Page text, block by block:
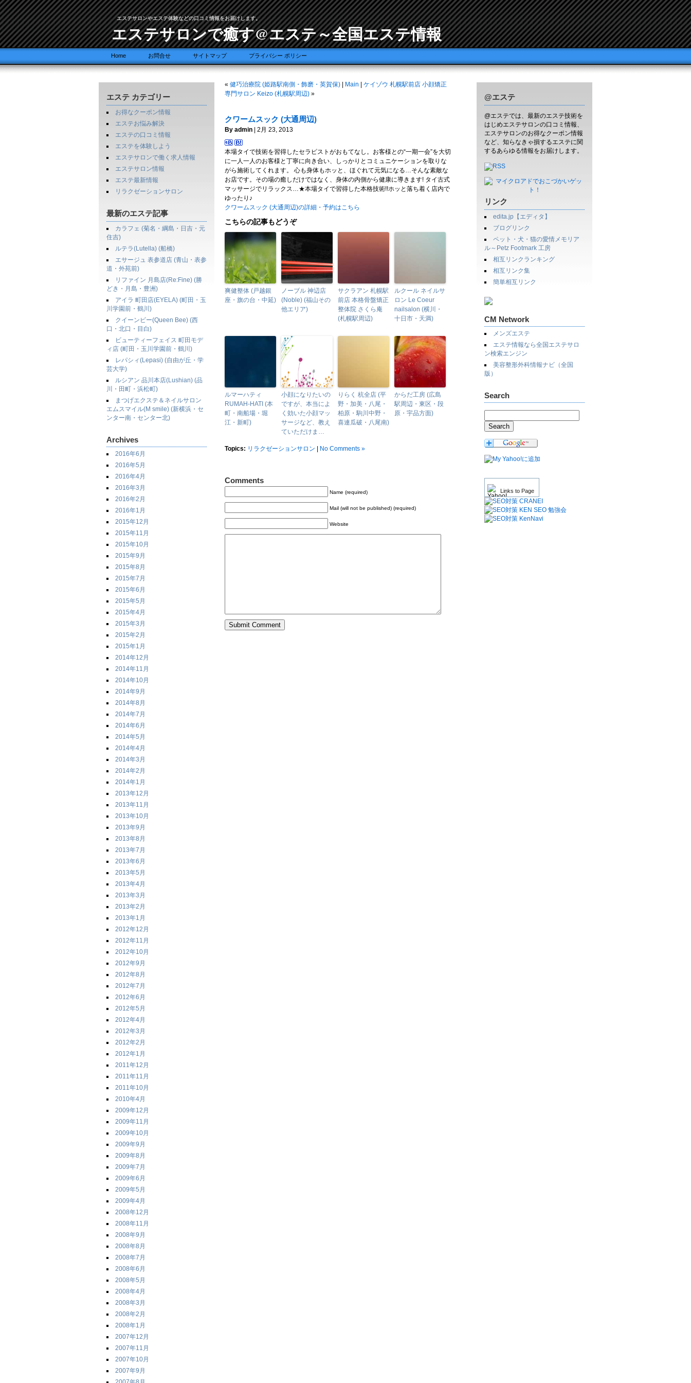
エステサロンやエステ体験などの口コミ情報をお届けします。
エステサロンで癒す@エステ～全国エステ情報
Home お問合せ サイトマップ プライバシー ポリシー
エステ カテゴリー
お得なクーポン情報
エステお悩み解決
エステの口コミ情報
エステを体験しよう
エステサロンで働く求人情報
エステサロン情報
エステ最新情報
リラクゼーションサロン
最新のエステ記事
カラフェ (菊名・綱島・日吉・元
住吉)
ルテラ(Lutella) (船橋)
エサージュ 表参道店 (青山・表参
道・外苑前)
リファイン 月島店(Re:Fine) (勝
どき・月島・豊洲)
アイラ 町田店(EYELA) (町田・玉
川学園前・鶴川)
クイーンビー(Queen Bee) (西
口・北口・目白)
ビューティーフェイス 町田モデ
ィ店 (町田・玉川学園前・鶴川)
レパシィ(Lepasi) (自由が丘・学
芸大学)
ルシアン 品川本店(Lushian) (品
川・田町・浜松町)
まつげエクステ＆ネイルサロン
エムスマイル(M smile) (新横浜・セ
ンター南・センター北)
Archives
2016年6月
2016年5月
2016年4月
2016年3月
2016年2月
2016年1月
2015年12月
2015年11月
2015年10月
2015年9月
2015年8月
2015年7月
2015年6月
2015年5月
2015年4月
2015年3月
2015年2月
2015年1月
2014年12月
2014年11月
2014年10月
2014年9月
2014年8月
2014年7月
2014年6月
2014年5月
2014年4月
2014年3月
2014年2月
2014年1月
2013年12月
2013年11月
2013年10月
2013年9月
2013年8月
2013年7月
2013年6月
2013年5月
2013年4月
2013年3月
2013年2月
2013年1月
2012年12月
2012年11月
2012年10月
2012年9月
2012年8月
2012年7月
2012年6月
2012年5月
2012年4月
2012年3月
2012年2月
2012年1月
2011年12月
2011年11月
2011年10月
2010年4月
2009年12月
2009年11月
2009年10月
2009年9月
2009年8月
2009年7月
2009年6月
2009年5月
2009年4月
2008年12月
2008年11月
2008年9月
2008年8月
2008年7月
2008年6月
2008年5月
2008年4月
2008年3月
2008年2月
2008年1月
2007年12月
2007年11月
2007年10月
2007年9月
@エステ
@エステでは、最新のエステ技術を
はじめエステサロンの口コミ情報、
エステサロンのお得なクーポン情報
など、知らなきゃ損するエステに関
するあらゆる情報をお届けします。
リンク
edita.jp【エディタ】
ブログリンク
ペット・犬・猫の愛情メモリア
ル～Petz Footmark 工房
相互リンクランキング
相互リンク集
簡単相互リンク
CM Network
メンズエステ
エステ情報なら全国エステサロ
ン検索エンジン
美容整形外科情報ナビ（全国
版）
Search
Links to Page
« 健巧治療院 (姫路駅南側・飾磨・英賀保) Main
ケイゾウ 札幌駅前店 小顔矯正
専門サロン Keizo (札幌駅周辺) »
クワームスック (大通周辺)
By admin | 2月 23, 2013
本場タイで技術を習得したセラピストがおもてなし。お客様との“一期一会”を大切
に一人一人のお客様と丁寧に向き合い、しっかりとコミュニケーションを取りな
がら施術してくれます。 心も身体もホッと、ほぐれて元気になる…そんな素敵な
お店です。その場の癒しだけではなく、身体の内側から健康に導きます! タイ古式
マッサージでリラックス…★本場タイで習得した本格技術!!ホッと落ち着く店内で
ゆったり♪
クワームスック (大通周辺)の詳細・予約はこちら
こちらの記事もどうぞ
爽健整体 (戸越銀
座・旗の台・中延)
ノーブル 神辺店
(Noble) (福山その
他エリア)
サクラアン 札幌駅
前店 本格骨盤矯正
整体院 さくら庵
(札幌駅周辺)
ルクール ネイルサ
ロン Le Coeur
nailsalon (横川・
十日市・天満)
ルマーハティ
RUMAH-HATI (本
町・南船場・堀
江・新町)
小顔になりたいの
ですが、本当によ
く効いた小顔マッ
サージなど、教え
ていただけま…
りらく 杭全店 (平
野・加美・八尾・
柏原・駒川中野・
喜連瓜破・八尾南)
からだ工房 (広島
駅周辺・東区・段
原・宇品方面)
Topics: リラクゼーションサロン No Comments »
Comments
Name (required)
Mail (will not be published) (required)
Website